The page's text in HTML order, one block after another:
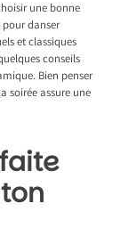
une bonne
danser
et classiques
conseils
Bien penser
soirée assure une